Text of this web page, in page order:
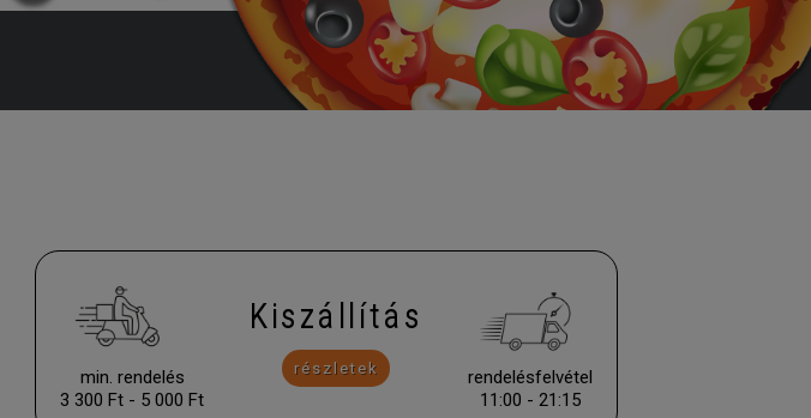
min. rendelés
3 300 Ft - 5 000 Ft
Kiszállítás
részletek
rendelésfelvétel
11:00 - 21:15